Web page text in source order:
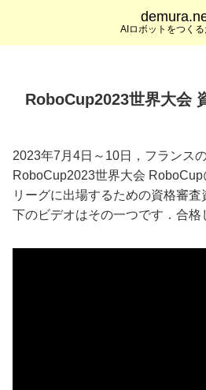
AIロボットをつく
RoboCup2023世界大会
2023年7月4日～10日，フランス
RoboCup2023世界大会
リーグに出場するための資格審
下のビデオはその一つです．合格